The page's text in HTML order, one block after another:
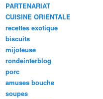
PARTENARIAT
CUISINE ORIENTALE
recettes exotique
biscuits
mijoteuse
rondeinterblog
porc
amuses bouche
soupes